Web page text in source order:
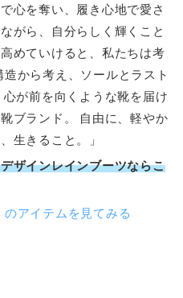
心を奪い、履き心地で愛さ
がら、自分らしく輝くこと
めていけると、私たちは考
から考え、ソールとラスト
が前を向くような靴を届け
ブランド。 自由に、軽やか
生きること。」
ザインレインブーツならこ
アイテムを見てみる